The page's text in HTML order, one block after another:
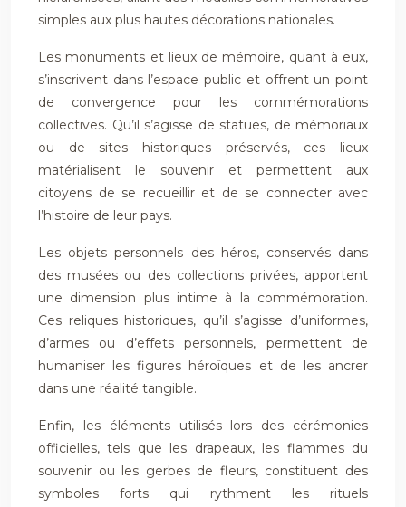
simples aux plus hautes décorations nationales.
Les monuments et lieux de mémoire, quant à eux,
s’inscrivent dans l’espace public et offrent un point
de convergence pour les commémorations
collectives. Qu’il s’agisse de statues, de mémoriaux
ou de sites historiques préservés, ces lieux
matérialisent le souvenir et permettent aux
citoyens de se recueillir et de se connecter avec
l’histoire de leur pays.
Les objets personnels des héros, conservés dans
des musées ou des collections privées, apportent
une dimension plus intime à la commémoration.
Ces reliques historiques, qu’il s’agisse d’uniformes,
d’armes ou d’effets personnels, permettent de
humaniser les figures héroïques et de les ancrer
dans une réalité tangible.
Enfin, les éléments utilisés lors des cérémonies
officielles, tels que les drapeaux, les flammes du
souvenir ou les gerbes de fleurs, constituent des
symboles forts qui rythment les rituels